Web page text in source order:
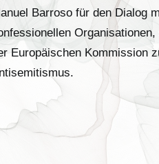
Barroso für den Dialog
Europäischen Kommission